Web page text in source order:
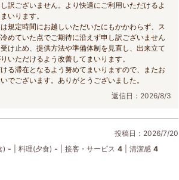
訳ございません。より快適にご利用いただけるよ
いります。
規定時間にお越しいただいたにもかかわらず、ス
めていた点でご期待に沿えず申し訳ございません
け止め、提供方法や準備体制を見直し、出来立て
いただけるよう改善してまいります。
る滞在となるよう努めてまいりますので、またお
でございます。ありがとうございました。
返信日：2026/8/3
投稿日：2026/7/20
) - 料理(夕食) - 接客・サービス 4 清潔感 4